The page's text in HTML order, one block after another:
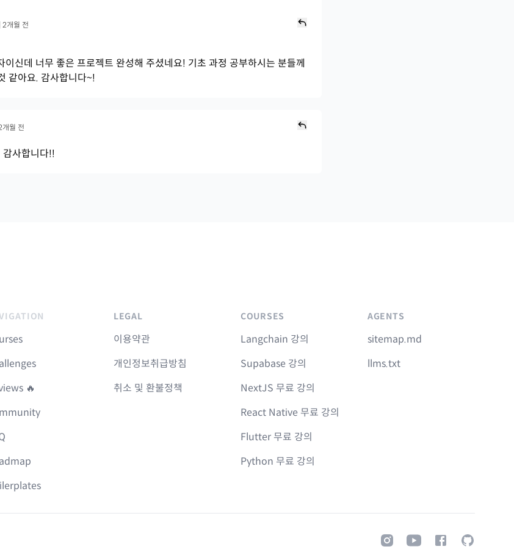
2개월 전
이신데 너무 좋은 프로젝트 완성해 주셨네요! 기초 과정 공부하시는 분들께
같아요. 감사합니다~!
개월 전
감사합니다!!
🔥
LEGAL
이용약관
개인정보취급방침
취소 및 환불정책
COURSES
Langchain 강의
Supabase 강의
NextJS 무료 강의
React Native 무료 강의
Flutter 무료 강의
Python 무료 강의
AGENTS
sitemap.md
llms.txt
InstagramYoutubeFacebookGitHub